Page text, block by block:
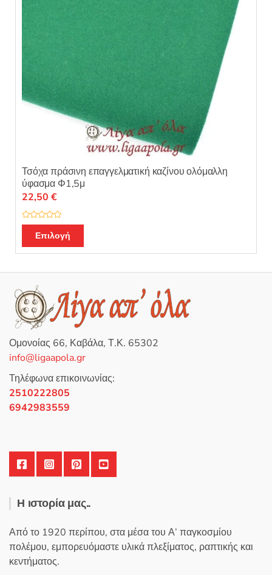
Τσόχα πράσινη επαγγελματική καζίνου ολόμαλλη
ύφασμα Φ1,5μ
Β
μ
ο
θ
η
κ
ε
μ
α
π
ό
5
22,50 €
Επιλογή
Ομονοίας 66, Καβάλα, Τ.Κ. 65302
info@ligaapola.gr
Τηλέφωνα επικοινωνίας:
2510222805
6942983559
Η ιστορία μας..
Από το 1920 περίπου, στα μέσα του Α’ παγκοσμίου
πολέμου, εμπορευόμαστε υλικά πλεξίματος, ραπτικής και
κεντήματος.